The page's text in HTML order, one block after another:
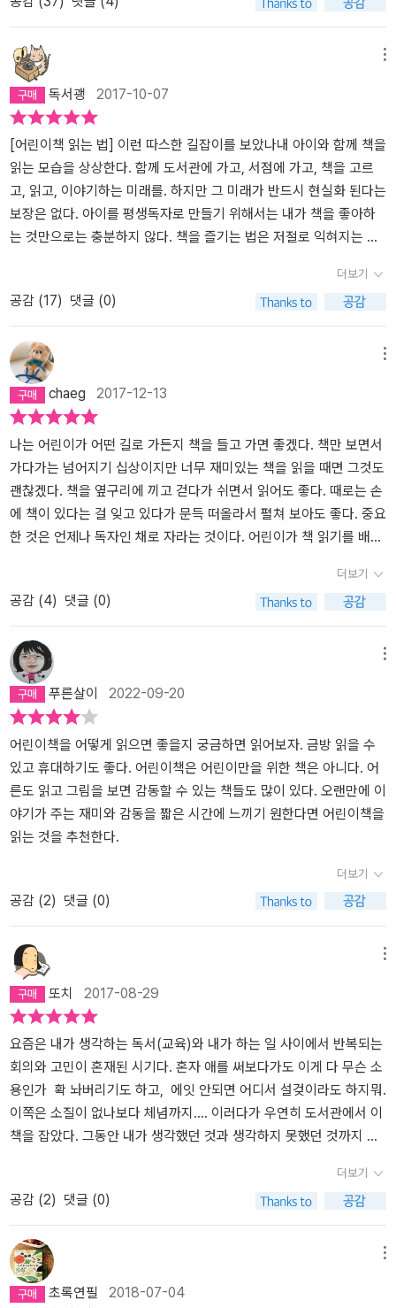
과 책은 같이가기엔 어울리지 않는 것이었는가 본데, 우리의 작가 김
소영 님은 자신의 책에서 게임을 하고 연예인을 좋아하고 그래도, 얼
마든지 책을 좋아할 수 있다고 얘기한다. 크- 그러니까 여기에 어른을
대입하자면, 술을 좋아하는 사람도 얼마든지 책을 좋아할 수 있다, 뭐
이런 거 아니겠는가. 술과 책, 만세! 내가 여태 살아보니, 책과 술만한
게 없더라. 내가 책과 술과 남자를 사랑했지만, 남자란 언제든 왔다 가
는 것..... 그러나 책과 술은 변함없이 내 곁에 있어!! 라고 쓰면 '어린이
책' 읽는 법, 이라는 책에 너무 불손한...감상인가...... (잠깐 시무룩)책
은 뭘까?최근 3주간 나는 몹시도 우울했다. 몸도 마음도 완전히 지쳐
있었다. 뭐가 먼저 찾아왔는지 모르겠다. 마음이 지쳐 몸이 지치게 된
건지, 몸이 지쳐 마음이 지치게 된건지. 어쨌든 우울한 채로 한 2-3주
이 책이 대체 뭘 한건지는 모르겠지만, 내게 책은 좋은 치료법이구나
하는 생각을 하게 만들었다. 정말 뭘 한 건지 모르겠다. 끝까지 다 읽
어도 나에게 '기운내'라고 말하는 게 아닌데, 그런데 어쩌면 이렇게 쓰
여진 평범한 문장들이 나를 위로하는걸까. 그러니까 내가 위로 받은
문장에는 이런 게 있다.'그래도 『안 돼, 데이빗!』이랑 『괴물 그루팔로』
는 추억으로 간직하기로 했어요.''이 책만은 버리고 싶지 않다'는 마음
이 드는 순간, 어린이와 책의 관계가 새로워진다. 이때 책이 갖는 특별
한 의미는 더 설명하지 않아도 될 것이다. 이런 책은 '명예의 전당'에
꽂아둔다. 책꽂이의 한두 칸을 비워 제일 좋아하는 책만 진열하는 것
이다. (p.55)여기 어디에 특별함이 있단 말인가. 어떤 특별한 단어가
없는데, 나는 이 부분이 진짜 너무 좋은 거다. 그러니까 내가 어쩌면
'나만의 명예의 전당'같은 걸 이미 갖고 있는 어른이어서일지도 모르
니까 책을 읽는 사람이라면 어린이라도, 자신이 특별히 아끼는 책이
있고, 그렇게 책과의 특별한 관계를 만들어가며 자신의 명예의 전당
에 꽂아둔다는 것이, 이상하게 마음에 위안이 되는 거다. 한창 우울해
있을 때 이 부분을 읽는데 괜히 마음이 막 좋아져가지고, 아아, 이
책...뭐지, 내게 뭘한거지? 하게 된거다.김소영 작가는 책의 처음에서,
부러 책의 문체를 건조하게 썼다고 했다. '어린이와 관련된 말과 글이
'어린' 취급을 받는 것이 싫어서(p.11)' 라면서. 읽을 때 그 건조함이
이 책을 재미없게 만들면 어떡하지, 읽기전부터 고민했는데, 아아, 바
보 같은 고민이었다. 그동안 블로그에서 봐온 글에 비하면 확실히 건
조한 문체이긴 하지만, 그렇지만 재미있고, 그럼에도 불구하고 완전
따뜻해!! 자, 그리고 내가 주저앉아서 울고 싶었던 부분은 이런 부분이
었다.어린이도 청소년도 어른도 그림책 읽는 즐거움을 빼앗겨서는 안
데, 어린이가 초등학생이 되었어도 '읽어주는 것'은 여전히 좋다. 원한
다면 어린이의 나이와 상관없이 언제까지나 읽어 주자. 듣기도 독서
의 한 방법이다. (p.77-78)엄마는 내게 책을 읽어줬었다고 하지만
나는 기억이 1도 나지 않고, 내가 기억을 가졌을 때부터는 누가 내게
책을 읽어준 기억이 없다. 3년 전이었나, 연애할 때 애인이 새벽 세시
를 읽어준 적이 있었는데, 그때 진짜 여러가지 감정이 한꺼번에 몰려
왔더랬다. 애인이란 넘나 좋은 것. 책을 읽어주고 노래도 불러주고....
자, 다시 돌아가서, 책을 읽어주는 건, 진짜, 정말이지, 너무 좋은 것
같은데, 내게 그런 경험 너무 없고.... 어제 쓴 포틀랜드 책 리뷰에 포
틀랜드 농장 가서 농장주의 아들과 연애 하라는 댓글 있었는데...아아,
농장주의 아들이라면 정말이지 건강할테고, 볕에 그을렸을테고, 여유
로울 테고, 밤마다 포치에서 술을 마시면서 나랑 이야기를 나누다가
있을 때는 있는대로 좋고 그런 것이야....이런 문장은 또 '어린이책 읽
는 법' 같은 책의 리뷰에 쓰면 안되는 것이겠지? (시무룩..)아무튼지
간에 나에게도 책을 읽어주는 것이 아주 좋은 독서 방법이라고 저자
가 말해줘서 뭔가 씐나는 기분이 되었던 거다. 아주 그냥 기회만 생겨
봐라, 내가 책을 읽어달라고 조르겠어! 누구한테? 농장주의 젊은 아들
한테!!!음..그러면 원서로 읽어주려나?????음.......그러면 내가 어떻게
독서괭 2017-10-07
[어린이책 읽는 법] 이런 따스한 길잡이를 보았나내 아이와 함께 책을
읽는 모습을 상상한다. 함께 도서관에 가고, 서점에 가고, 책을 고르
고, 읽고, 이야기하는 미래를. 하지만 그 미래가 반드시 현실화 된다는
보장은 없다. 아이를 평생독자로 만들기 위해서는 내가 책을 좋아하
는 것만으로는 충분하지 않다. 책을 즐기는 법은 저절로 익혀지는 것
할 수 있다면 정말 좋겠지만, 이 책의 내용을 새겨 읽는 것만으로도 큰
도움을 받을 수 있겠다. 적은 분량이지만 어른이 아이의 독서를 대할
때 가져야할 마음가짐과 이끌어주는 방법이 충분히 들어 있다. 무엇
보다 아이들 하나하나와 책 한권한권을 바라보는 저자의 따스한 시선
이 마음을 훈훈하게 한다.
더보기
공감 (17) 댓글 (0)
chaeg 2017-12-13
나는 어린이가 어떤 길로 가든지 책을 들고 가면 좋겠다. 책만 보면서
가다가는 넘어지기 십상이지만 너무 재미있는 책을 읽을 때면 그것도
괜찮겠다. 책을 옆구리에 끼고 걷다가 쉬면서 읽어도 좋다. 때로는 손
에 책이 있다는 걸 잊고 있다가 문득 떠올라서 펼쳐 보아도 좋다. 중요
한 것은 언제나 독자인 채로 자라는 것이다. 어린이가 책 읽기를 배우
도, 어린이를 돕는 어른도 눈을 멀리 두되 마음은 단단히 먹자. 다행히
도 우리를 도와줄 어린이책은 친절하고 재미있다. - p.151여러분은
어릴 적 독서에 대한 기억이 있나요?제 어머니께서는 학창 시절 책을
많이 보셨습니다. 그래서 그런지 제가 어렸을 때, 제가 공부를 안하고
책을 읽을 때는 몇 시간 동안을 보든 뭐라고 안 하셨습니다. 초등학생
때에는 독서토론 수업도 받았던 기억이 있습니다. 제가 직업을 갖고
월급을 받게 되었을 때, 어머니께서는 “다른 돈은 아껴도, 책 사는 데
는 돈을 아끼지 않아도 된다.” 라고 말씀하셨습니다.책을 읽는 행위,
즉 독서는 무조건적으로 좋다는 무의식적인 세뇌(?)를 어릴 적부터
받았는데 이러한 어머니 덕택에 저는 책을 많이 읽지는 못하지만 참
좋아합니다. (솔직히 고백하건데 책을 사는 행위도 좋아하긴 합니다)
사람마다 독서에 대한 기억과 인상은 다르겠지만, 집에 한번도 들춰
들춰보지 않은 세계문학전집이 있었습니다.많은 분들이 자녀들이 책
을 많이 읽으면 좋겠다는 생각을 하곤 합니다. 특히나 어린 나이에 스
마트 폰을 접하게 되는 요즈음에는 더 그랬으면 합니다.그러나 대부
분의 아이들은 부모의 희망만큼 책을 잘 읽지 않습니다. 책을 읽는 재
미를 못 느끼고, 또 책 읽는 방법을 모르기 때문입니다.결국 어린이가
책과 가까워지기 위해서는 책 읽는 방법을 배워야 한다. 그런데 책을
읽는 방법을 배워야 한다는 데에서 고개를 갸웃하는 분이 있다. 책은
자연스럽게 읽고 자기 몫의 감상을 간직하면 된다고, 읽는 방법을 배
우고 적용하는 게 오히려 감상을 방해한다고 걱정하는 것이다. (중략)
책 읽는 방법을 배우는 것은 이해를 깊게, 감상을 풍요롭게 하는 도구
를 얻는 것이지, 유일한 잣대를 가지는 것이 아니다.덧붙여 요즘 세대
어린이에게는 책 말고도, 아니 책보다 재미있는 것이 많다. 스마트폰
재미와 감동은 모호하고 멀다. 그러면서도 책은 더 많은 수고, 즉 생각
을 요구한다. 그렇기 때문에 책의 힘이 세다. 이런 책의 힘을 믿는 분
이라면 더욱 어린이가 책 읽는 방법을 배워 책만이 주는 즐거움을 스
스로 찾아낼 수 있게 도와야 한다. – p.23이 책은 아이들과 함께 책을
고르는 법, 그리고 그림책, 동화책, 역사책, 과학책 등의 여러가지 책
을 읽는 방법에 대해서 상세히 설명하고 있습니다. 마치 어릴적 독서
더보기
공감 (4) 댓글 (0)
푸른살이 2022-09-20
어린이책을 어떻게 읽으면 좋을지 궁금하면 읽어보자. 금방 읽을 수
있고 휴대하기도 좋다. 어린이책은 어린이만을 위한 책은 아니다. 어
른도 읽고 그림을 보면 감동할 수 있는 책들도 많이 있다. 오랜만에 이
야기가 주는 재미와 감동을 짧은 시간에 느끼기 원한다면 어린이책을
읽는 것을 추천한다.
더보기
공감 (2) 댓글 (0)
또치 2017-08-29
요즘은 내가 생각하는 독서(교육)와 내가 하는 일 사이에서 반복되는
회의와 고민이 혼재된 시기다. 혼자 애를 써보다가도 이게 다 무슨 소
용인가 확 놔버리기도 하고, 에잇 안되면 어디서 설겆이라도 하지뭐.
이쪽은 소질이 없나보다 체념까지.... 이러다가 우연히 도서관에서 이
책을 잡았다. 그동안 내가 생각했던 것과 생각하지 못했던 것까지 포
말 갈증나는 이 상황에 샘물을 퍼 붓는 느낌이였다. 내가 나중에 이 일
을 계속 한다면 이 길의 방향으로 나아가고 싶다. 그리고 난 이길이 맞
는 것 같다. 독자는 쉽게 만들어지지 않는다. 그래서 그 중간단계인 어
린이 책은 그래서 중요하다. 책이 주는 쾌감을 알아야 평생 책을 접하
는 사람이 되기 때문이다. 나를 살리는 책이였다. 내 고민이 유효하고
이젠 내 방향을 정하고 내가 해야할 일들을 찾아나서기만 하면된다.
더보기
공감 (2) 댓글 (0)
초록연필 2018-07-04